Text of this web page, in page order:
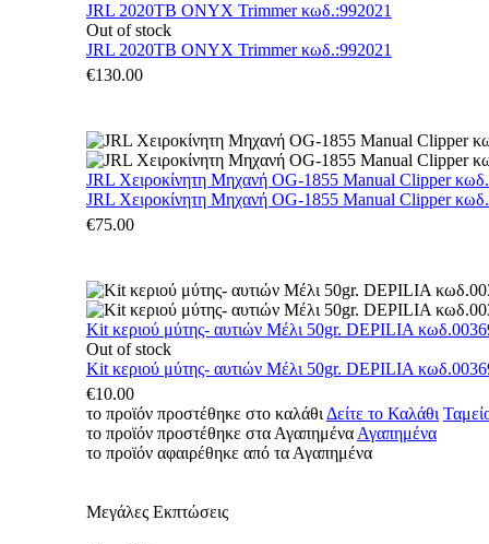
JRL 2020TB ONYX Trimmer κωδ.:992021
Out of stock
JRL 2020TB ONYX Trimmer κωδ.:992021
€130.00
JRL Χειροκίνητη Μηχανή OG-1855 Manual Clipper
JRL Χειροκίνητη Μηχανή OG-1855 Manual Clipper
€75.00
Kit κεριού μύτης- αυτιών Μέλι 50gr. DEPILIA
Out of stock
Kit κεριού μύτης- αυτιών Μέλι 50gr. DEPILIA
€10.00
το προϊόν προστέθηκε στο καλάθι Δείτε το Καλάθι
το προϊόν προστέθηκε στα Αγαπημένα Αγαπημένα
το προϊόν αφαιρέθηκε από τα Αγαπημένα
Μεγάλες Εκπτώσεις